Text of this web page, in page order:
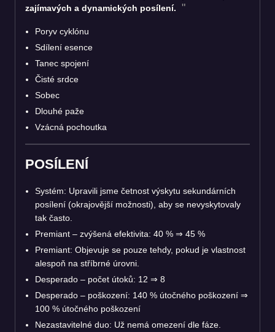
zajímavých a dynamických posílení.
Poryv cyklónu
Sdílení esence
Tanec spojení
Čisté srdce
Sobec
Dlouhé paže
Vzácná pochoutka
POSÍLENÍ
Systém: Upravili jsme četnost výskytu sekundárních
posílení (okrajovější možnosti), aby se nevyskytovaly
tak často.
Premiant – zvýšená efektivita: 40 % ⇒ 45 %
Premiant: Objevuje se pouze tehdy, pokud je vlastnost
alespoň na stříbrné úrovni.
Desperado – počet útoků: 12 ⇒ 8
Desperado – poškození: 140 % útočného poškození ⇒
100 % útočného poškození
Nezastavitelné duo: Už nemá omezení dle fáze.